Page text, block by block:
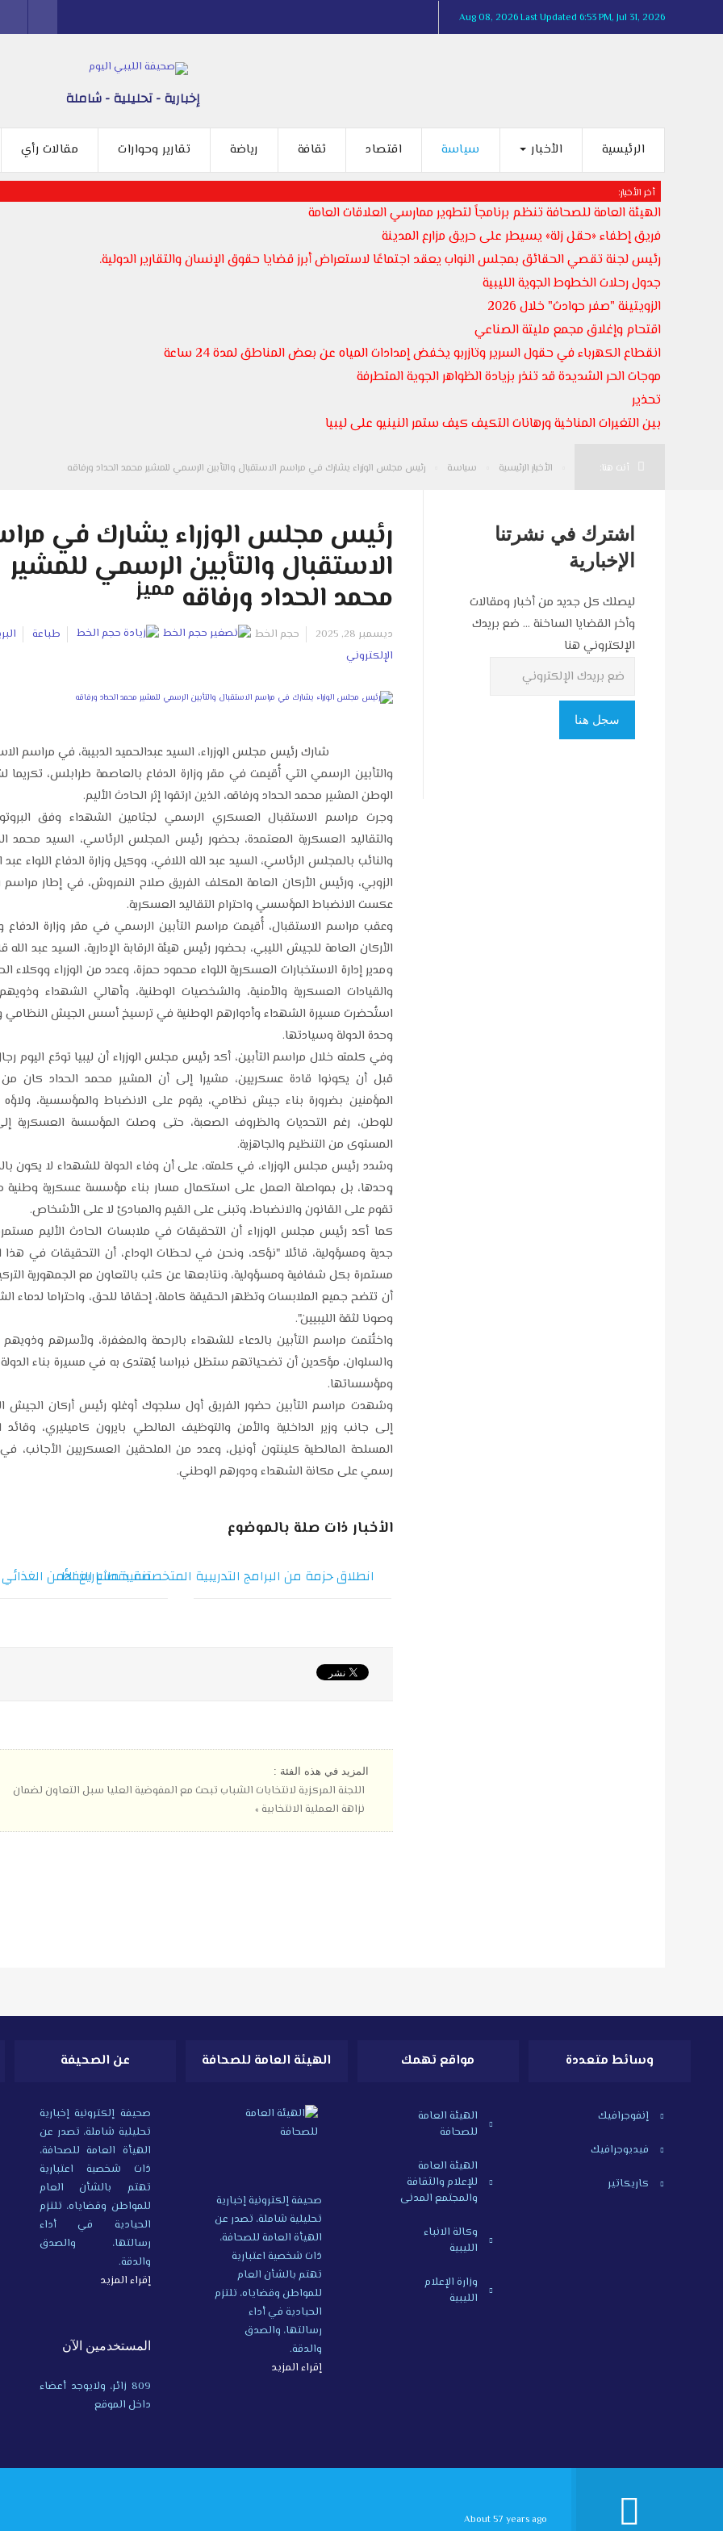
Aug 08, 2026Last Updated 6:53 PM, Jul 31, 2026
إخبارية - تحليلية - شاملة
الرئيسية الأخبار سياسة اقتصاد ثقافة رياضة تقارير وحوارات مقالات رأي
أخر الأخبار:
الهيئة العامة للصحافة تنظم برنامجاً لتطوير ممارسي العلاقات العامة
فريق إطفاء «حقل زلة» يسيطر على حريق مزارع المدينة
رئيس لجنة تقصي الحقائق بمجلس النواب يعقد اجتماعًا لاستعراض أبرز قضايا حقوق الإنسان والتقارير الدولية.
جدول رحلات الخطوط الجوية الليبية
الزويتينة "صفر حوادث" خلال 2026
اقتحام وإغلاق مجمع مليتة الصناعي
انقطاع الكهرباء في حقول السرير وتازربو يخفض إمدادات المياه عن بعض المناطق لمدة 24 ساعة
موجات الحر الشديدة قد تنذر بزيادة الظواهر الجوية المتطرفة
تحذير
بين التغيرات المناخية ورهانات التكيف كيف ستمر النينيو على ليبيا
أنت هنا: الأخبار الرئيسية سياسة رئيس مجلس الوزراء يشارك في مراسم الاستقبال والتأبين الرسمي للمشير محمد الحداد ورفاقه
رئيس مجلس الوزراء يشارك في
الاستقبال والتأبين الرسمي للمشير
محمد الحداد ورفاقه مميز
ديسمبر 28, 2025 حجم الخط طباعة
الإلكتروني
شارك رئيس مجلس الوزراء، السيد عبدالحميد الدبيبة، في مراسم
والتأبين الرسمي التي أُقيمت في مقر وزارة الدفاع بالعاصمة طرابلس، تكريما
الوطن المشير محمد الحداد ورفاقه، الذين ارتقوا إثر الحادث الأليم.
وجرت مراسم الاستقبال العسكري الرسمي لجثامين الشهداء وفق
والتقاليد العسكرية المعتمدة، بحضور رئيس المجلس الرئاسي، السيد محمد
والنائب بالمجلس الرئاسي، السيد عبد الله اللافي، ووكيل وزارة الدفاع اللواء عبد
الزوبي، ورئيس الأركان العامة المكلف الفريق صلاح النمروش، في إطار
عكست الانضباط المؤسسي واحترام التقاليد العسكرية.
وعقب مراسم الاستقبال، أُقيمت مراسم التأبين الرسمي في مقر وزارة الدفاع
الأركان العامة للجيش الليبي، بحضور رئيس هيئة الرقابة الإدارية، السيد عبد الله
ومدير إدارة الاستخبارات العسكرية اللواء محمود حمزة، وعدد من الوزراء ووكلاء
والقيادات العسكرية والأمنية، والشخصيات الوطنية، وأهالي الشهداء
استُحضرت مسيرة الشهداء وأدوارهم الوطنية في ترسيخ أسس الجيش النظامي
وحدة الدولة وسيادتها.
وفي كلمته خلال مراسم التأبين، أكد رئيس مجلس الوزراء أن ليبيا تودّع اليوم
قبل أن يكونوا قادة عسكريين، مشيرا إلى أن المشير محمد الحداد كان من
المؤمنين بضرورة بناء جيش نظامي، يقوم على الانضباط والمؤسسية، ولاؤه
للوطن، رغم التحديات والظروف الصعبة، حتى وصلت المؤسسة العسكرية
المستوى من التنظيم والجاهزية.
وشدد رئيس مجلس الوزراء، في كلمته، على أن وفاء الدولة للشهداء لا يكون
وحدها، بل بمواصلة العمل على استكمال مسار بناء مؤسسة عسكرية وطنية
تقوم على القانون والانضباط، وتبنى على القيم والمبادئ لا على الأشخاص.
كما أكد رئيس مجلس الوزراء أن التحقيقات في ملابسات الحادث الأليم
جدية ومسؤولية، قائلا "نؤكد، ونحن في لحظات الوداع، أن التحقيقات في هذا
مستمرة بكل شفافية ومسؤولية، ونتابعها عن كثب بالتعاون مع الجمهورية
أن تتضح جميع الملابسات وتظهر الحقيقة كاملة، إحقاقا للحق، واحتراما لدماء
وصونا لثقة الليبيين".
واختُتمت مراسم التأبين بالدعاء للشهداء بالرحمة والمغفرة، ولأسرهم وذويهم
والسلوان، مؤكدين أن تضحياتهم ستظل نبراسا يُهتدى به في مسيرة بناء الدولة
ومؤسساتها.
وشهدت مراسم التأبين حضور الفريق أول سلجوك أوغلو رئيس أركان الجيش
إلى جانب وزير الداخلية والأمن والتوظيف المالطي بايرون كاميليري، وقائد
المسلحة المالطية كلينتون أونيل، وعدد من الملحقين العسكريين الأجانب،
رسمي على مكانة الشهداء ودورهم الوطني.
الأخبار ذات صلة بالموضوع
انطلاق حزمة من البرامج التدريبية المتخصصة بقطاع النفط
تنفيذ مشاريع الأمن الغذائي
المزيد في هذه الفئة :
اللجنة المركزية لانتخابات الشباب تبحث مع المفوضية العليا سبل التعاون لضمان
نزاهة العملية الانتخابية »
اشترك في نشرتنا
الإخبارية
ليصلك كل جديد من أخبار ومقالات
وأخر القضايا الساخنة ... ضع بريدك
الإلكتروني هنا
وسائط متعددة
إنفوجرافيك
فيديوجرافيك
كاريكاتير
مواقع تهمك
الهيئة العامة
للصحافة
الهيئة العامة
للإعلام والثقافة
والمجتمع المدنى
وكالة الانباء
الليبية
وزارة الإعلام
الليبية
الهيئة العامة للصحافة
صحيفة إلكترونية إخبارية
تحليلية شاملة، تصدر عن
الهيأة العامة للصحافة،
ذات شخصية اعتبارية
تهتم بالشأن العام
للمواطن وقضاياه، تلتزم
الحيادية في أداء
رسالتها، والصدق
والدقة.
إقراء المزيد
عن الصحيفة
صحيفة إلكترونية إخبارية
تحليلية شاملة، تصدر عن
الهيأة العامة للصحافة،
ذات شخصية اعتبارية
تهتم بالشأن العام
للمواطن وقضاياه، تلتزم
الحيادية في أداء
رسالتها، والصدق
والدقة.
إقراء المزيد
المستخدمين الآن
809 زائر، ولايوجد أعضاء
داخل الموقع
About 57 years ago